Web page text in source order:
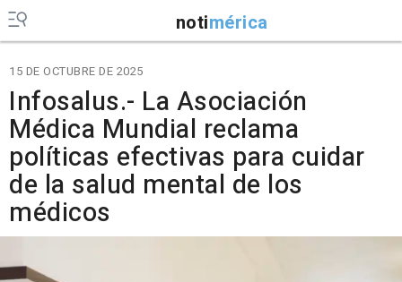
notimérica
15 DE OCTUBRE DE 2025
Infosalus.- La Asociación
Médica Mundial reclama
políticas efectivas para cuidar
de la salud mental de los
médicos